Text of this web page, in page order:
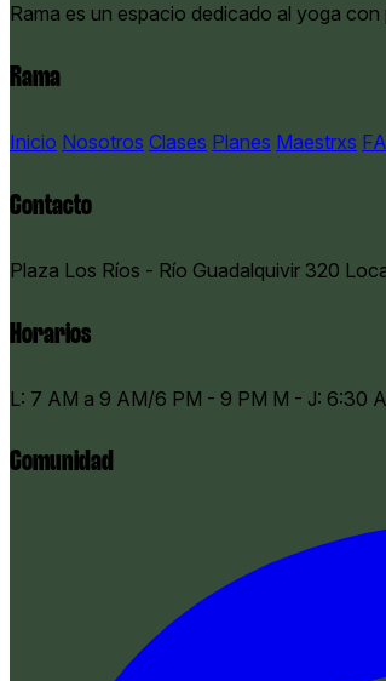
Rama es un espacio dedicado al yoga
Rama
Inicio Nosotros Clases Planes Maestrxs
Contacto
Plaza Los Ríos - Río Guadalquivir 320
Horarios
​L: 7 AM a 9 AM/6 PM - 9 PM M - J: 6:30
Comunidad